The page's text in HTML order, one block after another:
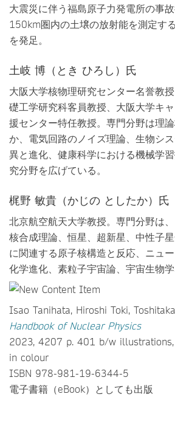
大震災に伴う福島原子力発電所の事
150km圏内の土壌の放射能を測定す
を発足。
土岐 博（とき ひろし）氏
大阪大学核物理研究センター名誉教
礎工学研究科客員教授、大阪大学キ
援センター特任教授。専門分野は理
か、電気回路のノイズ理論、生物シ
異と進化、健康科学における機械学
究分野を広げている。
梶野 敏貴（かじの としたか）氏
北京航空航天大学教授。専門分野は
核合成理論、恒星、超新星、中性子
に関連する原子核構造と反応、ニュ
化学進化、素粒子宇宙論、宇宙生物学
Isao Tanihata, Hiroshi Toki,
Handbook of Nuclear Physics
2023, 4207 p. 401 b/w
in colour
ISBN 978-981-19-6344-5
電子書籍（eBook）としても出版